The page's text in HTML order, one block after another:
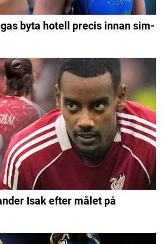
byta hotell precis innan sim-
Isak efter målet på